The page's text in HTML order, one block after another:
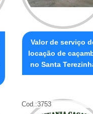
Valor de serviço
locação de
no Santa
Cod.:3753